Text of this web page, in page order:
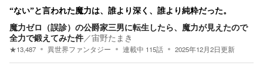
“ない”と言われた魔力は、誰より深く、誰より純粋だった。
魔力ゼロ（誤診）の公爵家三男に転生したら、魔力が見えたので
全力で鍛えてみた件／宙野たまき
★13,487 異世界ファンタジー 連載中 115話 2025年12月2日更新